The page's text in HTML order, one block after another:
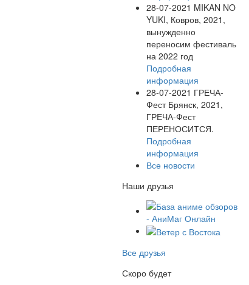
28-07-2021 MIKAN NO
YUKI, Ковров, 2021,
вынужденно
переносим фестиваль
на 2022 год
Подробная
информация
28-07-2021 ГРЕЧА-
Фест Брянск, 2021,
ГРЕЧА-Фест
ПЕРЕНОСИТСЯ.
Подробная
информация
Все новости
Наши друзья
Все друзья
Скоро будет